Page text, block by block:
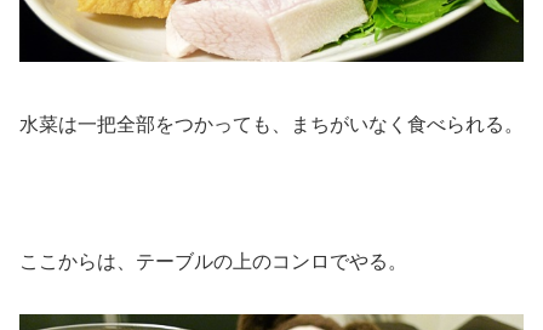
水菜は一把全部をつかっても、まちがいなく食べられる。
ここからは、テーブルの上のコンロでやる。